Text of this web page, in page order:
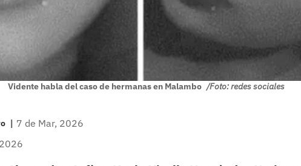
Vidente habla del caso de hermanas en Malambo /Foto: redes sociales
| 7 de Mar, 2026